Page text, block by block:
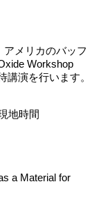
メリカのバッフ
Workshop
講演を行います。
地時間
a Material for